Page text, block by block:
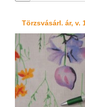
Törzsvásárl. ár, v.